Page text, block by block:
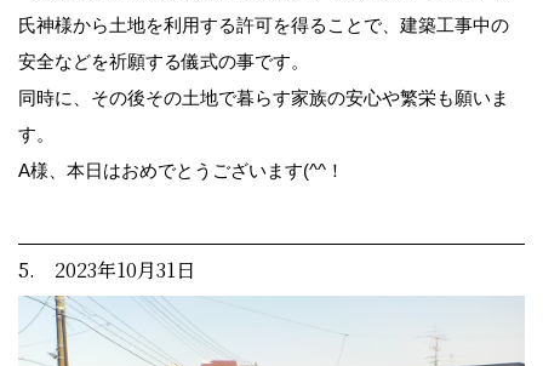
氏神様から土地を利用する許可を得ることで、建築工事中の
安全などを祈願する儀式の事です。
同時に、その後その土地で暮らす家族の安心や繁栄も願いま
す。
A様、本日はおめでとうございます(^^！
5. 2023年10月31日